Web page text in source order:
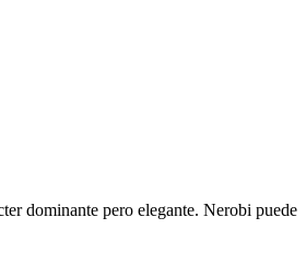
dominante pero elegante. Nerobi puede